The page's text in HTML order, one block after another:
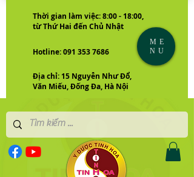
Thời gian làm việc: 8:00 - 18:00,
từ Thứ Hai đến Chủ Nhật
Hotline: 091 353 7686
Địa chỉ: 15 Nguyễn Như Đổ,
Văn Miếu, Đống Đa, Hà Nội
ME
NU